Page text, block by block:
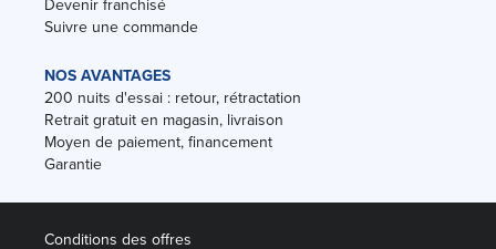
Devenir franchisé
Suivre une commande
NOS AVANTAGES
200 nuits d'essai : retour, rétractation
Retrait gratuit en magasin, livraison
Moyen de paiement, financement
Garantie
Conditions des offres